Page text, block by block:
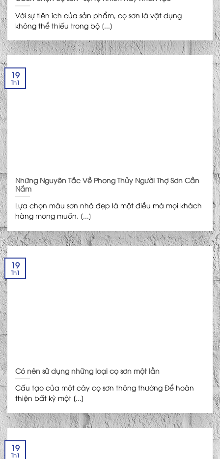
Với sự tiện ích của sản phẩm, cọ sơn là vật dụng
không thể thiếu trong bộ [...]
Những Nguyên Tắc Về Phong Thủy Người Thợ Sơn Cần
Nắm
Lựa chọn màu sơn nhà đẹp là một điều mà mọi khách
hàng mong muốn. [...]
19
Th1
Có nên sử dụng những loại cọ sơn một lần
Cấu tạo của một cây cọ sơn thông thường Để hoàn
thiện bất kỳ một [...]
19
Th1
19
Th1